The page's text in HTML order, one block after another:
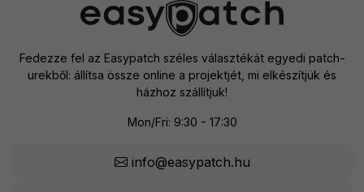
Fedezze fel az Easypatch széles választékát egyedi patch-
urekből: állítsa össze online a projektjét, mi elkészítjük és
házhoz szállítjuk!
Mon/Fri: 9:30 - 17:30
info@easypatch.hu